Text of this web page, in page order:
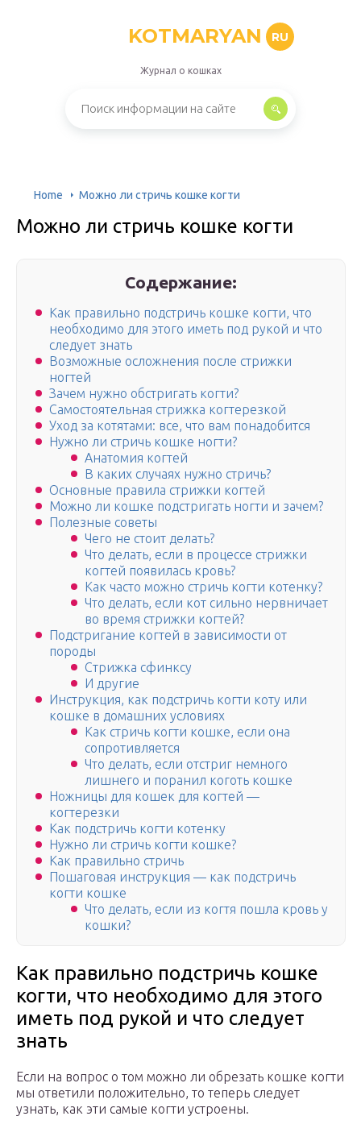
KOTMARYAN RU
Журнал о кошках
Home Можно ли стричь кошке когти
Можно ли стричь кошке когти
Содержание:
Как правильно подстричь кошке когти, что
необходимо для этого иметь под рукой и что
следует знать
Возможные осложнения после стрижки
ногтей
Зачем нужно обстригать когти?
Самостоятельная стрижка когтерезкой
Уход за котятами: все, что вам понадобится
Нужно ли стричь кошке ногти?
Анатомия когтей
В каких случаях нужно стричь?
Основные правила стрижки когтей
Можно ли кошке подстригать ногти и зачем?
Полезные советы
Чего не стоит делать?
Что делать, если в процессе стрижки
когтей появилась кровь?
Как часто можно стричь когти котенку?
Что делать, если кот сильно нервничает
во время стрижки когтей?
Подстригание когтей в зависимости от
породы
Стрижка сфинксу
И другие
Инструкция, как подстричь когти коту или
кошке в домашних условиях
Как стричь когти кошке, если она
сопротивляется
Что делать, если отстриг немного
лишнего и поранил коготь кошке
Ножницы для кошек для когтей —
когтерезки
Как подстричь когти котенку
Нужно ли стричь когти кошке?
Как правильно стричь
Пошаговая инструкция — как подстричь
когти кошке
Что делать, если из когтя пошла кровь у
кошки?
Как правильно подстричь кошке
когти, что необходимо для этого
иметь под рукой и что следует
знать
Если на вопрос о том можно ли обрезать кошке когти
мы ответили положительно, то теперь следует
узнать, как эти самые когти устроены.